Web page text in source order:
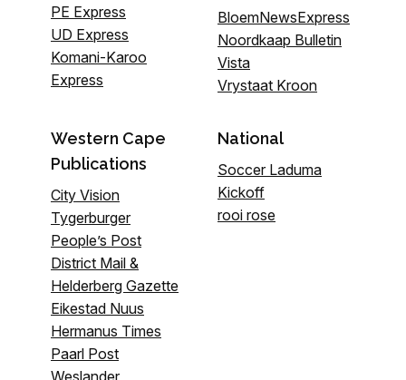
PE Express
UD Express
Komani-Karoo
Express
BloemNewsExpress
Noordkaap Bulletin
Vista
Vrystaat Kroon
Western Cape
Publications
City Vision
Tygerburger
People’s Post
District Mail &
Helderberg Gazette
Eikestad Nuus
Hermanus Times
Paarl Post
National
Soccer Laduma
Kickoff
rooi rose